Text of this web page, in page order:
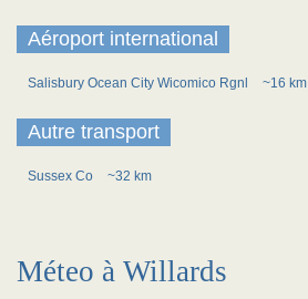
Aéroport international
Salisbury Ocean City Wicomico Rgnl ~16 km
Autre transport
Sussex Co ~32 km
Méteo à Willards